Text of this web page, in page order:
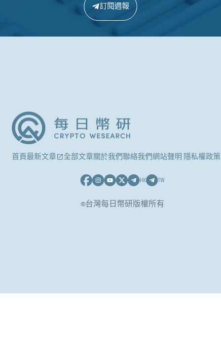
訂閱週報
首頁最新文章 全部文章關於我們聯絡我們網站聲明 隱私權政策
HK TW
©台灣每日幣研版權所有